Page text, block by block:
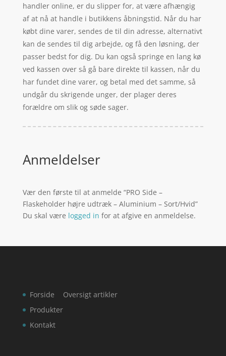
handler online, er du slipper for, at være afhængig
af at nå at handle i butikkens åbningstid. Når du har
købt dine varer, sendes de til din adresse, alternativt
kan de sendes til dig arbejde, og få den løsning, der
passer bedst for dig. Du kan også springe en lang kø
ved kassen over så gå bare direkte til kassen, når du
har fundet dine varer, og betal med det samme, så
undgår du skrigende unger, der plager deres
forældre om slik og søde sager.
Anmeldelser
Vær den første til at anmelde “PRO Side –
Flaskeholder højre udtræk – Aluminium – Sort/Hvid”
Du skal være logged in for at afgive en anmeldelse.
Forside
Produkter
Kontakt
Oversigt artikler